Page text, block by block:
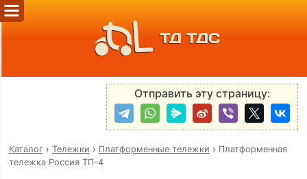
ТД ТДС
Отправить эту страницу:
Каталог› Тележки › Платформенные тележки › Платформенная
тележка Россия ТП-4